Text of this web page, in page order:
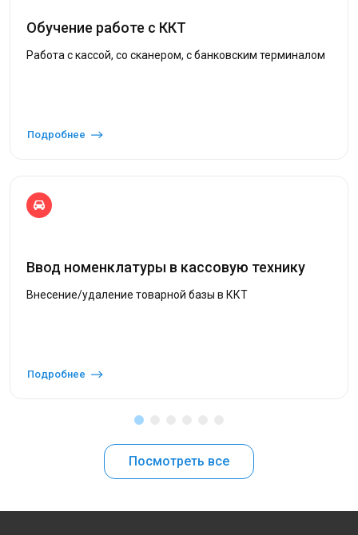
Обучение работе с ККТ
Работа с кассой, со сканером, с банковским терминалом
Подробнее
Ввод номенклатуры в кассовую технику
Внесение/удаление товарной базы в ККТ
Подробнее
Посмотреть все